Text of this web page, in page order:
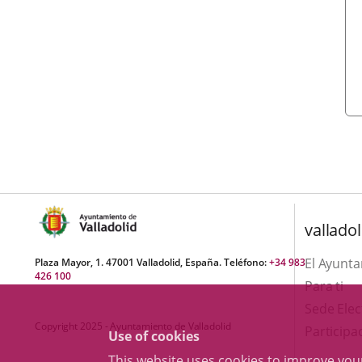
Use of cookies
Plaza Mayor, 1. 47001 Valladolid, España. Teléfono:+34 983
426 100
Copyright 2025 - Ayuntamiento de Valladolid
El
Para ti